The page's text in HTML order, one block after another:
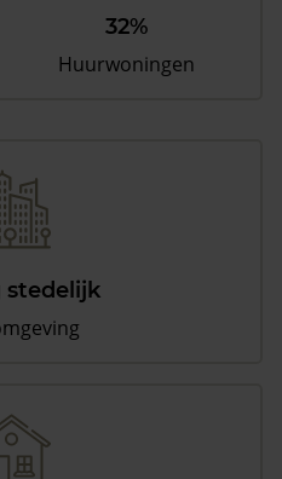
32%
Huurwoningen
stedelijk